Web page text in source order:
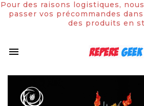

Pour des raisons logistiques,
passer vos précommandes
des produits en